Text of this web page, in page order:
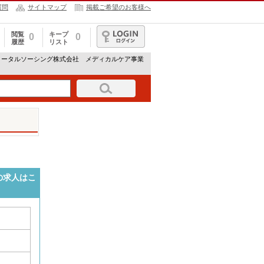
問 サイトマップ 掲載ご希望のお客様へ
閲覧
履歴
0
キープ
リスト
0
ログイン
タルソーシング株式会社 メディカルケア事業
人はこ